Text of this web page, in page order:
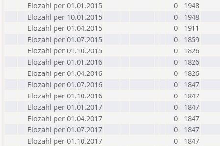
Elozahl per 01.01.2015
0
1948
Elozahl per 10.01.2015
0
1948
Elozahl per 01.04.2015
0
1911
Elozahl per 01.07.2015
0
1859
Elozahl per 01.10.2015
0
1826
Elozahl per 01.01.2016
0
1826
Elozahl per 01.04.2016
0
1826
Elozahl per 01.07.2016
0
1847
Elozahl per 01.10.2016
0
1847
Elozahl per 01.01.2017
0
1847
Elozahl per 01.04.2017
0
1847
Elozahl per 01.07.2017
0
1847
Elozahl per 01.10.2017
0
1847